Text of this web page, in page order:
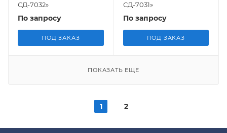
СД-7032»
По запросу
ПОД ЗАКАЗ
СД-7031»
По запросу
ПОД ЗАКАЗ
ПОКАЗАТЬ ЕЩЕ
1 2